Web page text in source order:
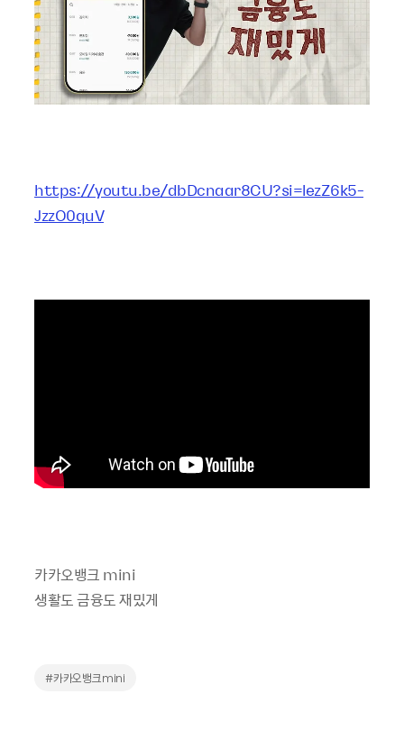
https://youtu.be/dbDcnaar8CU?si=lezZ6k5-
JzzO0quV
카카오뱅크 mini
생활도 금융도 재밌게
#카카오뱅크mini